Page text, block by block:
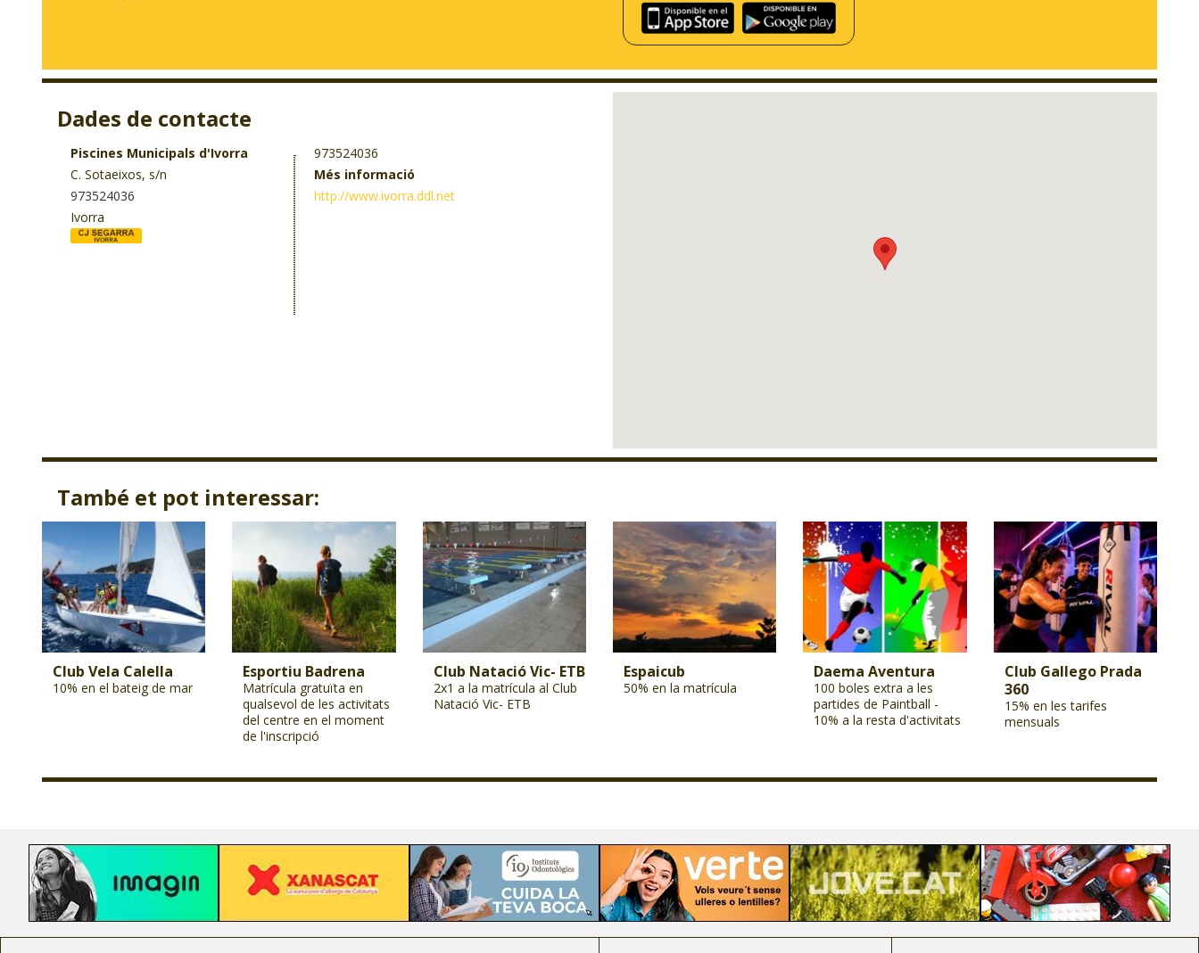
Dades de contacte
Piscines Municipals d'Ivorra
C. Sotaeixos, s/n
973524036
Ivorra
973524036
Més informació
http://www.ivorra.ddl.net
També et pot interessar:
Club Vela Calella
10% en el bateig de mar
Esportiu Badrena
Matrícula gratuïta en
qualsevol de les activitats
del centre en el moment
de l'inscripció
Club Natació Vic- ETB
2x1 a la matrícula al Club
Natació Vic- ETB
Espaicub
50% en la matrícula
Daema Aventura
100 boles extra a les
partides de Paintball -
10% a la resta d'activitats
Club Gallego Prada
360
15% en les tarifes
mensuals